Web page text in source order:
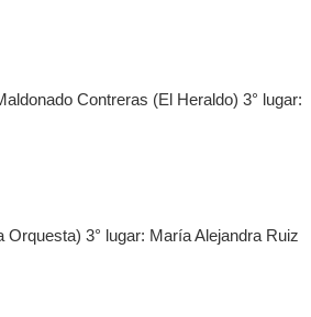
Contreras (El Heraldo) 3° lugar:
3° lugar: María Alejandra Ruiz